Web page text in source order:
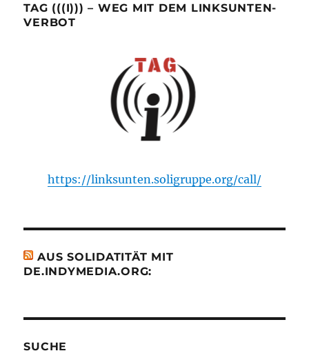
TAG (((I))) – WEG MIT DEM LINKSUNTEN-
VERBOT
https://linksunten.soligruppe.org/call/
AUS SOLIDATITÄT MIT
DE.INDYMEDIA.ORG:
SUCHE